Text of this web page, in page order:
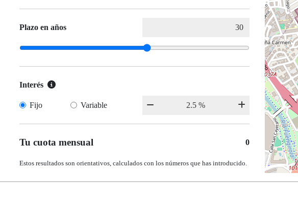
Plazo en años
Interés
Fijo Variable
Tu cuota mensual 0
Estos resultados son orientativos, calculados con los números que has introducido.